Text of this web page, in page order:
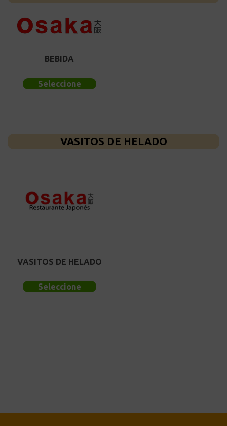
BEBIDA
Seleccione
VASITOS DE HELADO
VASITOS DE HELADO
Seleccione